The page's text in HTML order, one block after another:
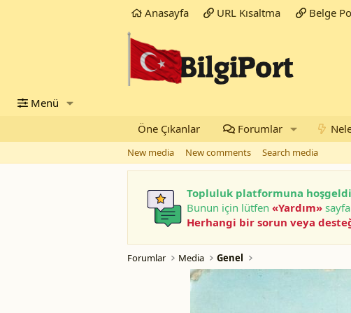
Anasayfa URL Kısaltma Belge
Menü
Öne Çıkanlar
Forumlar
New media New comments Search media
Topluluk platformuna
Bunun için lütfen «Yardım»
Herhangi bir sorun veya
Forumlar Media Genel